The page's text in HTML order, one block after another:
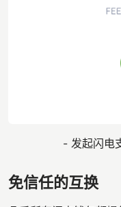
- 发起闪电
免信任的互换